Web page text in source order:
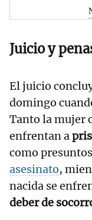
Juicio y
El juicio
domingo
Tanto la mujer
enfrentan a
como
asesinato,
nacida se
deber de